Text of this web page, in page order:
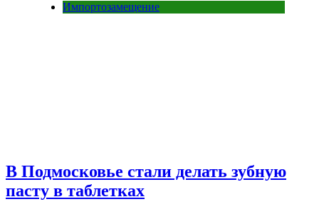
Импортозамещение
В Подмосковье стали делать зубную
пасту в таблетках